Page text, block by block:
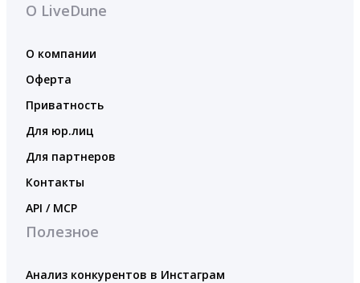
О LiveDune
О компании
Оферта
Приватность
Для юр.лиц
Для партнеров
Контакты
API / MCP
Полезное
Анализ конкурентов в Инстаграм